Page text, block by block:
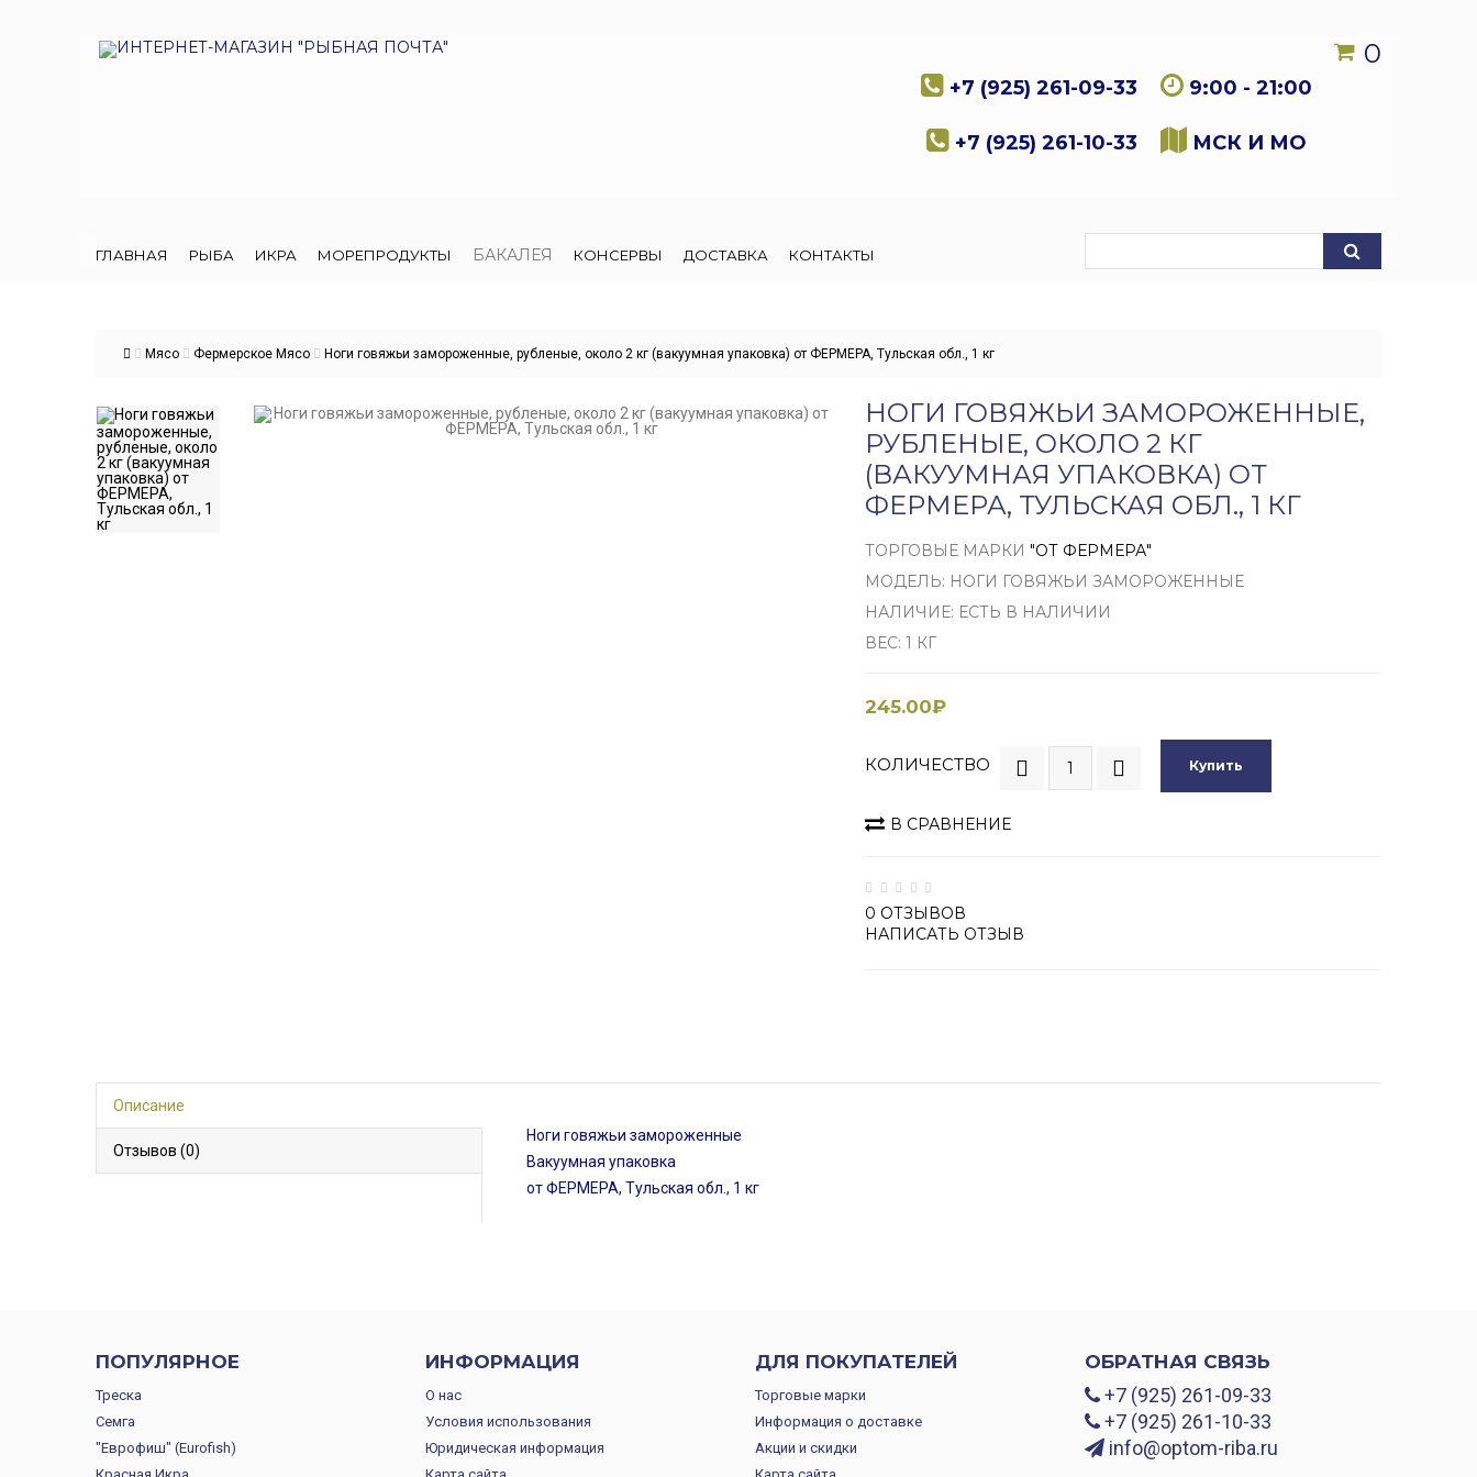
0
+7 (925) 261-09-33 9:00 - 21:00
+7 (925) 261-10-33 МСК И МО
ГЛАВНАЯ РЫБА ИКРА МОРЕПРОДУКТЫ БАКАЛЕЯ КОНСЕРВЫ ДОСТАВКА КОНТАКТЫ
Мясо Фермерское Мясо Ноги говяжьи замороженные, рубленые, около 2 кг (вакуумная упаковка) от ФЕРМЕРА, Тульская обл., 1 кг
НОГИ ГОВЯЖЬИ ЗАМОРОЖЕННЫЕ,
РУБЛЕНЫЕ, ОКОЛО 2 КГ
(ВАКУУМНАЯ УПАКОВКА) ОТ
ФЕРМЕРА, ТУЛЬСКАЯ ОБЛ., 1 КГ
ТОРГОВЫЕ МАРКИ "ОТ ФЕРМЕРА"
МОДЕЛЬ: НОГИ ГОВЯЖЬИ ЗАМОРОЖЕННЫЕ
НАЛИЧИЕ: ЕСТЬ В НАЛИЧИИ
ВЕС: 1 КГ
245.00₽
КОЛИЧЕСТВО Купить
В СРАВНЕНИЕ
0 ОТЗЫВОВ
НАПИСАТЬ ОТЗЫВ
Описание
Отзывов (0)
Ноги говяжьи замороженные
Вакуумная упаковка
от ФЕРМЕРА, Тульская обл., 1 кг
ПОПУЛЯРНОЕ
Треска
Семга
"Еврофиш" (Eurofish)
ИНФОРМАЦИЯ
О нас
Условия использования
Юридическая информация
ДЛЯ ПОКУПАТЕЛЕЙ
Торговые марки
Информация о доставке
Акции и скидки
ОБРАТНАЯ СВЯЗЬ
+7 (925) 261-09-33
+7 (925) 261-10-33
info@optom-riba.ru